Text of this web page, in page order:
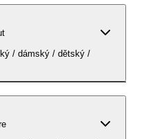
/ dámský / dětský /